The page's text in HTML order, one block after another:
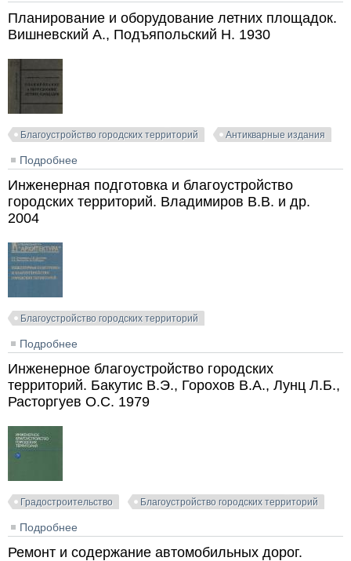
Планирование и оборудование летних площадок.
Вишневский А., Подъяпольский Н. 1930
Благоустройство городских территорий Антикварные издания
Подробнее
Вишневский А., Подъяпольский Н. 1930
Инженерная подготовка и благоустройство
городских территорий. Владимиров В.В. и др.
2004
Благоустройство городских территорий
Подробнее
городских территорий. Владимиров В.В. и др. 2004
Инженерное благоустройство городских
территорий. Бакутис В.Э., Горохов В.А., Лунц Л.Б.,
Расторгуев О.С. 1979
Градостроительство Благоустройство городских территорий
Подробнее
Ремонт и содержание автомобильных дорог.